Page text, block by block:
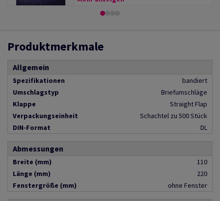
Produktmerkmale
Allgemein
Spezifikationen
bandiert
Umschlagstyp
Briefumschläge
Klappe
Straight Flap
Verpackungseinheit
Schachtel zu 500 Stück
DIN-Format
DL
Abmessungen
Breite (mm)
110
Länge (mm)
220
Fenstergröße (mm)
ohne Fenster